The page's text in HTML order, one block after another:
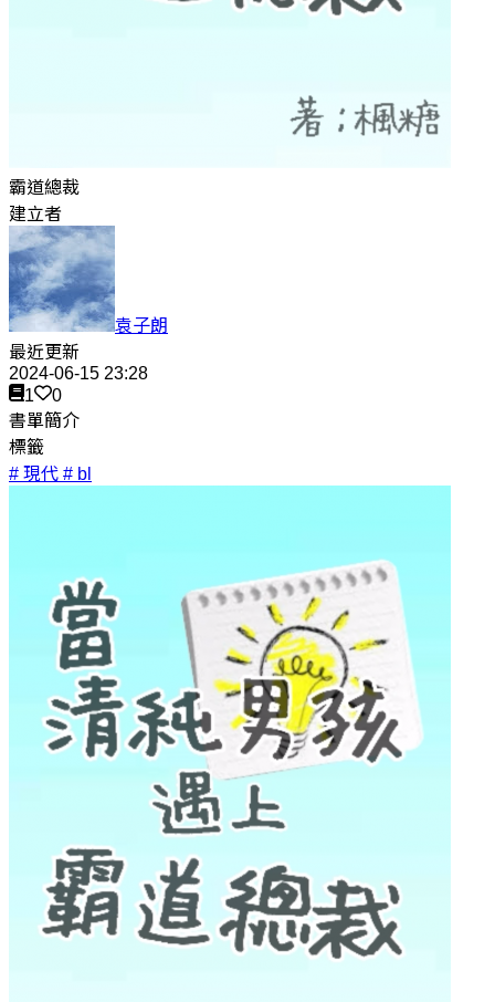
霸道總裁
建立者
袁子朗
最近更新
2024-06-15 23:28
1
0
書單簡介
標籤
# 現代 # bl